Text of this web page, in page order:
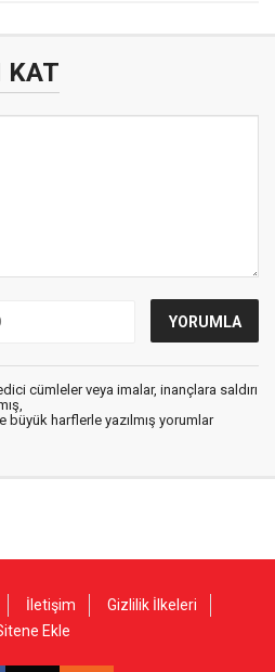
KAT
cümleler veya imalar, inançlara saldırı
büyük harflerle yazılmış yorumlar
İletişim
Gizlilik İlkeleri
Ekle